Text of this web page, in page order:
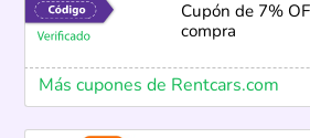
Cupón de 7%
compra
Más cupones de Rentcars.com